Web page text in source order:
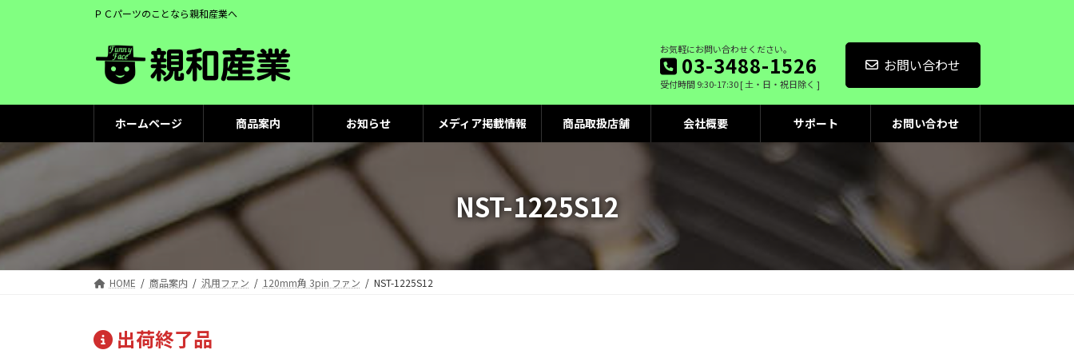
へ
キ
ッ
ョ
に
移
ＰＣパーツのことなら親和産業へ
お気軽にお問い合わせください。
03-3488-1526
受付時間 9:30-17:30 [ 土・日・祝日除く ]
お問い合わせ
ホームページ 商品案内 お知らせ メディア掲載情報 商品取扱店舗 会社概要 サポート お問い合わせ
NST-1225S12
HOME 商品案内 汎用ファン 120mm角 3pin ファン NST-1225S12
出荷終了品